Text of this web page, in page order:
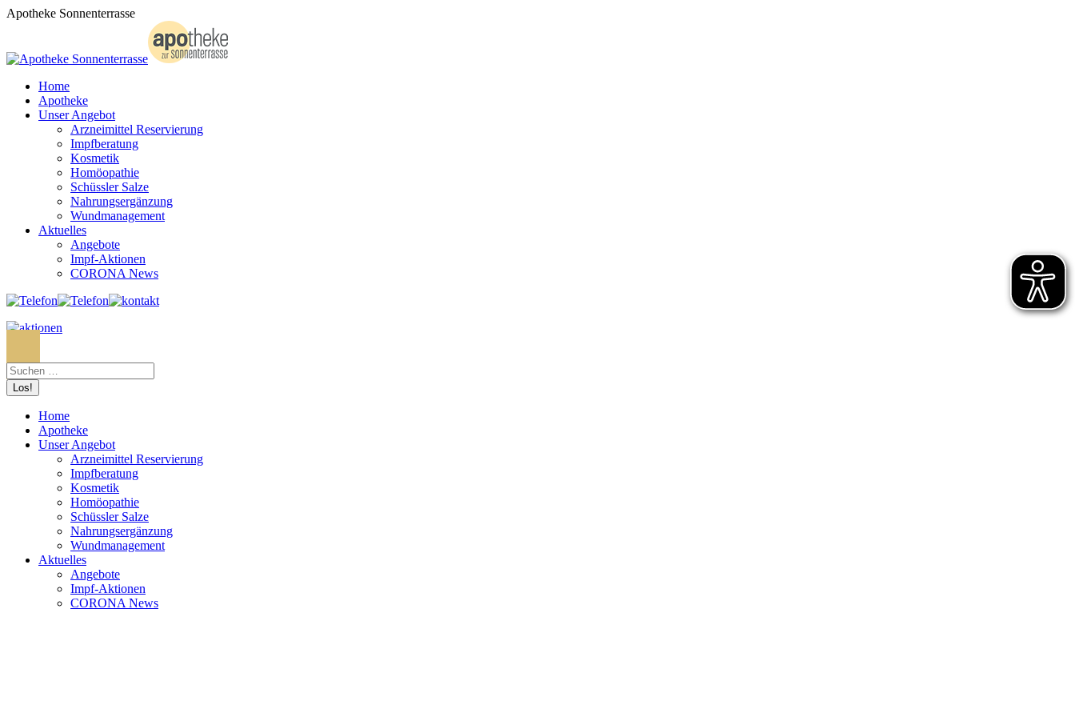
Zum
Apotheke Sonnenterrasse
Home
Apotheke
Unser Angebot
Arzneimittel Reservierung
Impfberatung
Kosmetik
Homöopathie
Schüssler Salze
Nahrungsergänzung
Wundmanagement
Aktuelles
Angebote
Impf-Aktionen
CORONA News
Home
Apotheke
Unser Angebot
Arzneimittel Reservierung
Impfberatung
Kosmetik
Homöopathie
Schüssler Salze
Nahrungsergänzung
Wundmanagement
Aktuelles
Angebote
Impf-Aktionen
CORONA News